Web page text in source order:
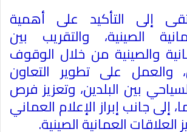
إلى التأكيد على أهمية
الصينية، والتقريب بين
والصينية من خلال الوقوف
والعمل على تطوير التعاون
بين البلدين، وتعزيز فرص
إلى جانب إبراز الإعلام العماني
العمانية الصينية.